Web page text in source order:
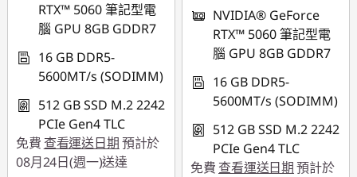
RTX™ 5060 筆記型電
腦 GPU 8GB GDDR7
16 GB DDR5-
5600MT/s (SODIMM)
512 GB SSD M.2 2242
PCIe Gen4 TLC
免費 查看運送日期預計於
08月24日(週一)送達
NVIDIA® GeForce
RTX™ 5060 筆記型電
腦 GPU 8GB GDDR7
16 GB DDR5-
5600MT/s (SODIMM)
512 GB SSD M.2 2242
PCIe Gen4 TLC
免費 查看運送日期預計於